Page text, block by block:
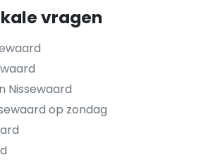
vragen
Nissewaard
op zondag